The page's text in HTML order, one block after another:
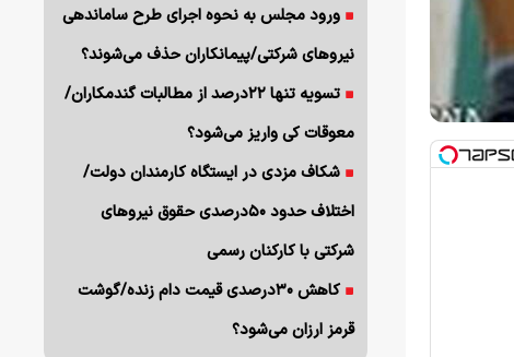
ورود مجلس به نحوه اجرای طرح ساماندهی
نیروهای شرکتی/پیمانکاران حذف می‌شوند؟
تسویه تنها ۲۲درصد از مطالبات گندمکاران/
معوقات کی واریز می‌شود؟
شکاف مزدی در ایستگاه کارمندان دولت/
اختلاف حدود ۵۰درصدی حقوق نیروهای
شرکتی با کارکنان رسمی
کاهش ۳۰درصدی قیمت دام زنده/گوشت
قرمز ارزان می‌شود؟